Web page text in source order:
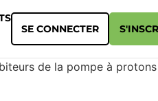
SE CONNECTER
de la pompe à